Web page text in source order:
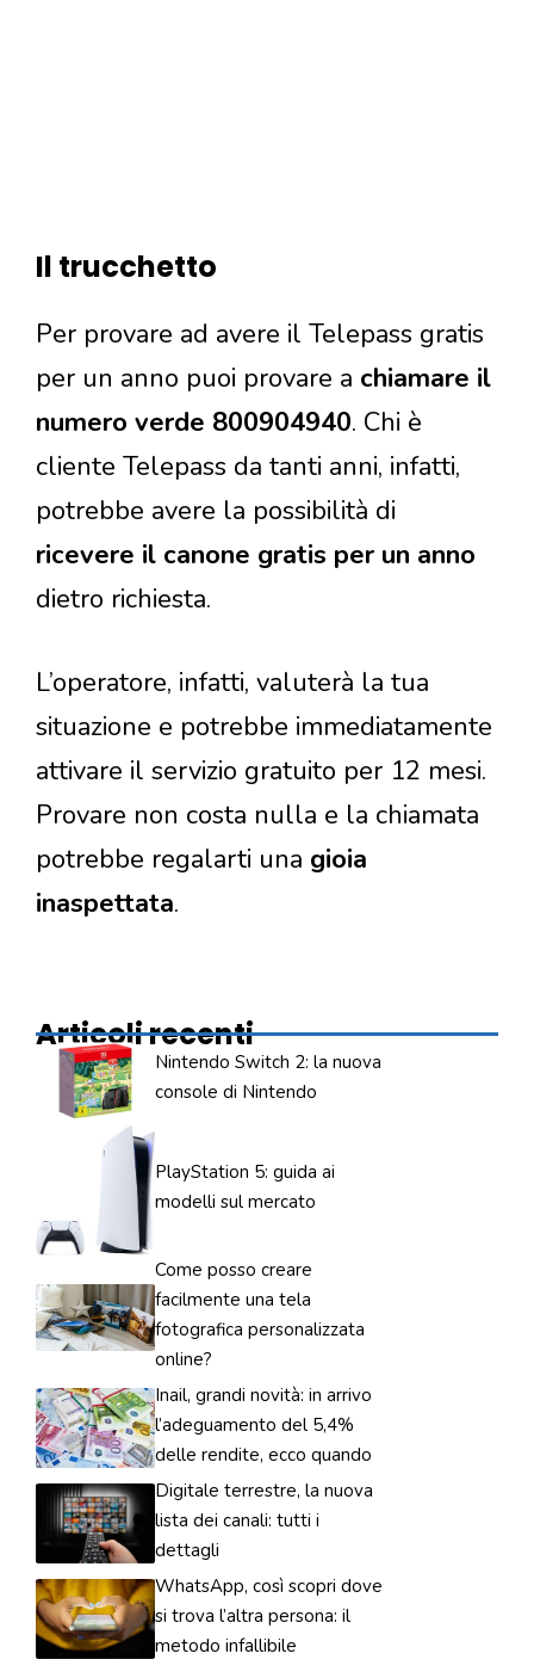
Il trucchetto
Per provare ad avere il Telepass gratis
per un anno puoi provare a chiamare il
numero verde 800904940. Chi è
cliente Telepass da tanti anni, infatti,
potrebbe avere la possibilità di
ricevere il canone gratis per un anno
dietro richiesta.
L’operatore, infatti, valuterà la tua
situazione e potrebbe immediatamente
attivare il servizio gratuito per 12 mesi.
Provare non costa nulla e la chiamata
potrebbe regalarti una gioia
inaspettata.
Articoli recenti
Nintendo Switch 2: la nuova
console di Nintendo
PlayStation 5: guida ai
modelli sul mercato
Come posso creare
facilmente una tela
fotografica personalizzata
online?
Inail, grandi novità: in arrivo
l’adeguamento del 5,4%
delle rendite, ecco quando
Digitale terrestre, la nuova
lista dei canali: tutti i
dettagli
WhatsApp, così scopri dove
si trova l’altra persona: il
metodo infallibile